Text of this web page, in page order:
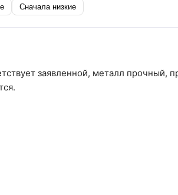
Сначала низкие
заявленной, металл прочный,